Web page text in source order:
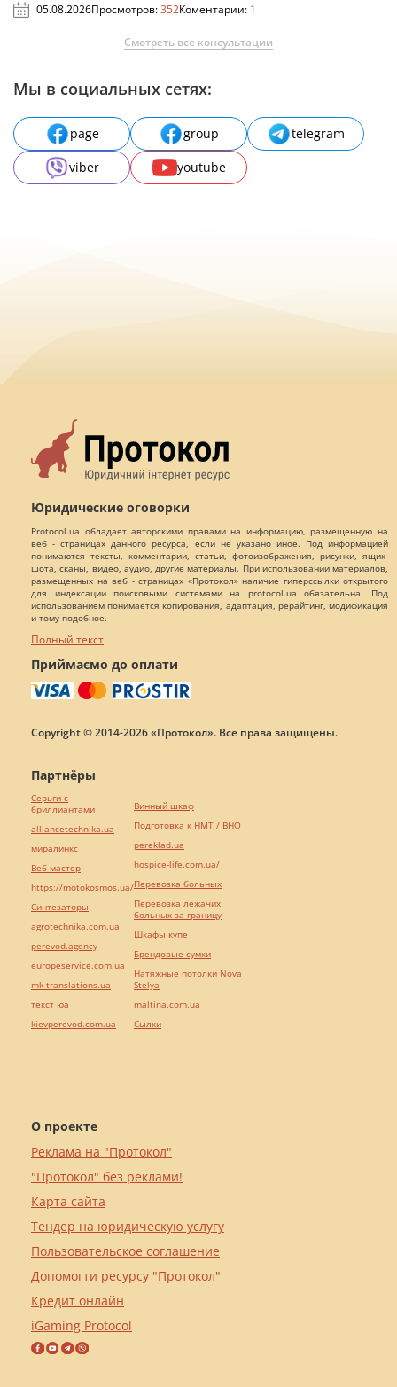
05.08.2026Просмотров:352Коментарии: 1
Смотреть все консультации
Мы в социальных сетях:
page group
telegram
viber
youtube
Юридические оговорки
Protocol.ua обладает авторскими правами на информацию, размещенную на
веб - страницах данного ресурса, если не указано иное. Под информацией
понимаются тексты, комментарии, статьи, фотоизображения, рисунки, ящик-
шота, сканы, видео, аудио, другие материалы. При использовании материалов,
размещенных на веб - страницах «Протокол» наличие гиперссылки открытого
для индексации поисковыми системами на protocol.ua обязательна. Под
использованием понимается копирования, адаптация, рерайтинг, модификация
и тому подобное.
Полный текст
Приймаємо до оплати
Copyright © 2014-2026 «Протокол». Все права защищены.
О проекте
Реклама на "Протокол"
"Протокол" без реклами!
Карта сайта
Тендер на юридическую услугу
Пользовательское соглашение
Допомогти ресурсу "Протокол"
Кредит онлайн
iGaming Protocol
Партнёры
Серьги с
бриллиантами
alliancetechnika.ua
миралинкс
Веб мастер
https://motokosmos.ua/
Синтезаторы
agrotechnika.com.ua
perevod.agency
europeservice.com.ua
mk-translations.ua
текст юа
kievperevod.com.ua
Винный шкаф
Подготовка к НМТ / ВНО
pereklad.ua
hospice-life.com.ua/
Перевозка больных
Перевозка лежачих
больных за границу
Шкафы купе
Брендовые сумки
Натяжные потолки Nova
Stelya
maltina.com.ua
Cылки